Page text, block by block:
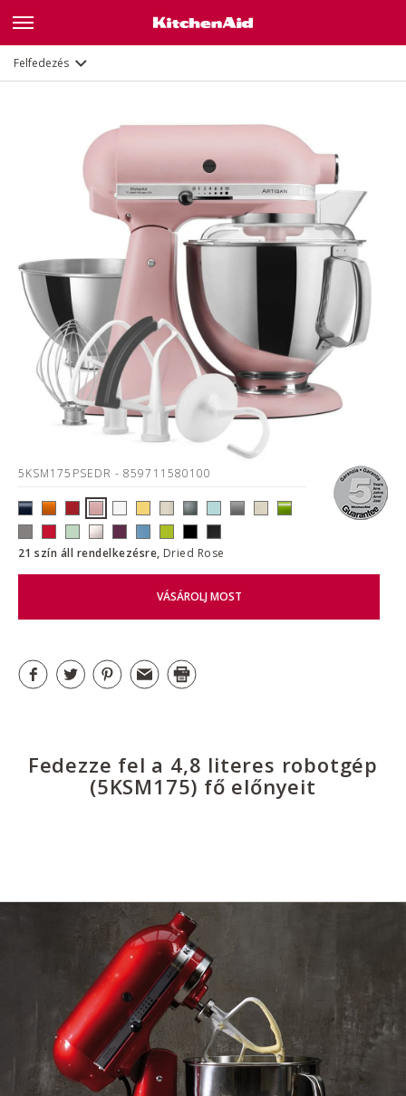
Felfedezés Jellemzők
5KSM175PSEDR- 859711580100
21 szín áll rendelkezésre, Dried Rose
VÁSÁROLJ MOST
Fedezze fel a 4,8 literes robotgép
(5KSM175) fő előnyeit